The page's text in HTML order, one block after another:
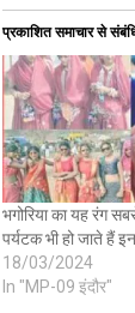
प्रकाशित समाचार से
भगोरिया का यह रंग
पर्यटक भी हो जाते हैं
18/03/2024
In "MP-09 इंदौर"